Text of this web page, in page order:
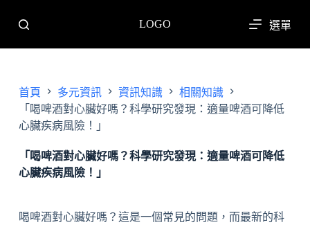
至
主
容
LOGO 選單
首頁 多元資訊 資訊知識
相關知識
「喝啤酒對心臟好嗎？科學研究發現：適量啤酒可降低
心臟疾病風險！」
「喝啤酒對心臟好嗎？科學研究發現：適量啤酒可降低
心臟疾病風險！」
喝啤酒對心臟好嗎？這是一個常見的問題，而最新的科